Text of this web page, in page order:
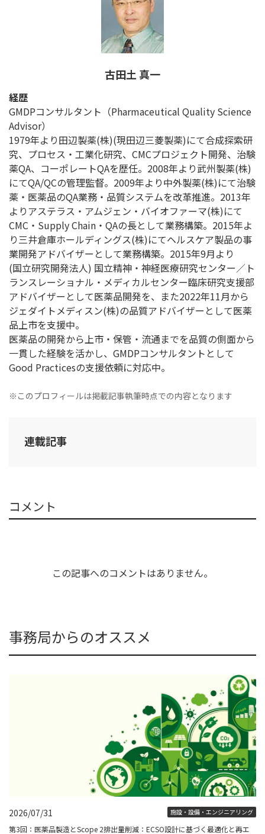
古田土 真一
経歴
GMDPコンサルタント（Pharmaceutical Quality Science
Advisor）
1979年より田辺製薬(株)(現田辺三菱製薬)にて合成探索研
究、プロセス・工業化研究、CMCプロジェクト開発、治験
薬QA、コーポレートQAを歴任。2008年より武州製薬(株)
にてQA/QCの管理監督。2009年より中外製薬(株)にて治験
薬・医薬品のQA業務・品質システムを改革推進。2013年
よりアステラス・アムジェン・バイオファーマ(株)にて
CMC・Supply Chain・QAの長として業務構築。2015年よ
り三井倉庫ホールディングス(株)にてヘルスケア製品の事
業開発アドバイザーとして業務構築。2015年9月より
(国立研究開発法人) 国立精神・神経医療研究センター／ト
ランスレーショナル・メディカルセンター臨床研究支援部
アドバイザーとして医薬品開発を、また2022年11月から
ジェダイトメディスン(株)の品質アドバイザーとして医薬
品上市を支援中。
医薬品の開発から上市・保管・流通までを品質の側面から
一貫した経験を活かし、GMDPコンサルタントとして
Good Practicesの支援依頼に対応中。
※このプロフィールは掲載記事執筆時点での内容となります
連載記事
コメント
この記事へのコメントはありません。
事務局からのオススメ
2026/07/31 施設・設備・エンジニアリング
第3回：医薬品製造とScope 2排出量削減：ECSO設計に基づく最適化と再エ